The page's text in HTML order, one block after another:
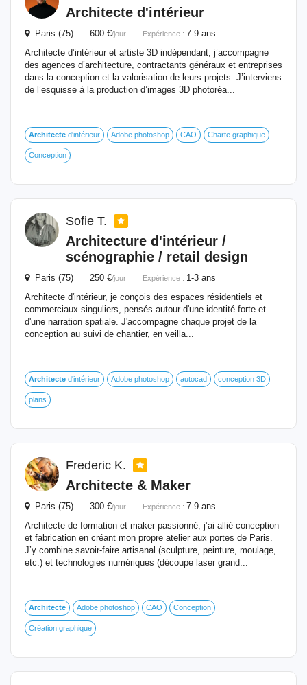
Architecte d'intérieur
Paris (75) 600 €/jour Expérience : 7-9 ans
Architecte d’intérieur et artiste 3D indépendant, j’accompagne
des agences d’architecture, contractants généraux et entreprises
dans la conception et la valorisation de leurs projets. J’interviens
de l’esquisse à la production d’images 3D photoréa...
Architecte d'intérieur Adobe photoshop CAO Charte graphique
Conception
Sofie T.
Architecture d'intérieur /
scénographie / retail design
Paris (75) 250 €/jour Expérience : 1-3 ans
Architecte d'intérieur, je conçois des espaces résidentiels et
commerciaux singuliers, pensés autour d'une identité forte et
d'une narration spatiale. J'accompagne chaque projet de la
conception au suivi de chantier, en veilla...
Architecte d'intérieur Adobe photoshop autocad conception 3D
plans
Frederic K.
Architecte & Maker
Paris (75) 300 €/jour Expérience : 7-9 ans
Architecte de formation et maker passionné, j’ai allié conception
et fabrication en créant mon propre atelier aux portes de Paris.
J’y combine savoir-faire artisanal (sculpture, peinture, moulage,
etc.) et technologies numériques (découpe laser grand...
Architecte Adobe photoshop CAO Conception
Création graphique